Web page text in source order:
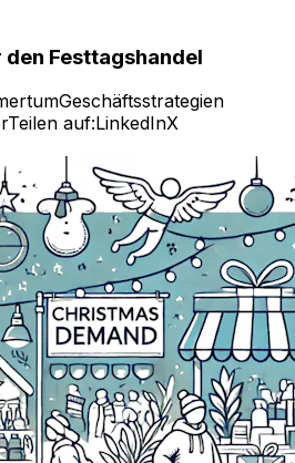
Festtagshandel
Geschäftsstrategien
Teilen auf:LinkedInX